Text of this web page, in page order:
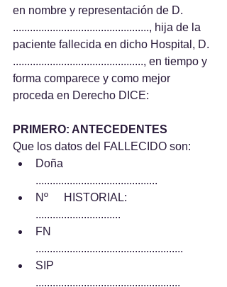
en nombre y representación de D.
................................................, hija de la
paciente fallecida en dicho Hospital, D.
.............................................., en tiempo y
forma comparece y como mejor
proceda en Derecho DICE:
PRIMERO: ANTECEDENTES
Que los datos del FALLECIDO son:
Doña
Nº 	HISTORIAL:
FN
SIP